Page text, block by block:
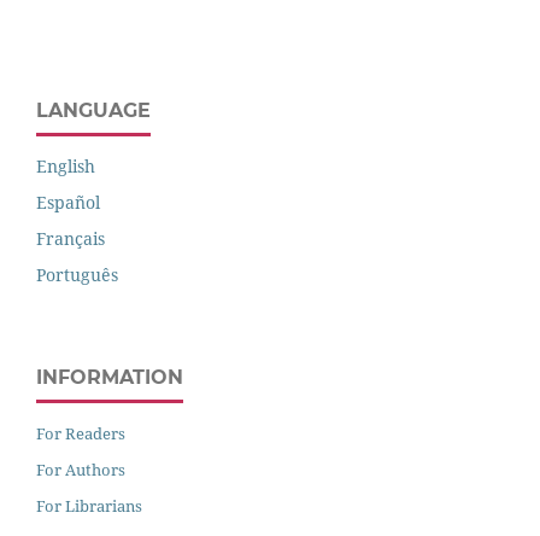
LANGUAGE
English
Español
Français
Português
INFORMATION
For Readers
For Authors
For Librarians